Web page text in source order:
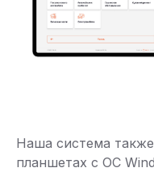
Наша система
планшетах с ОС